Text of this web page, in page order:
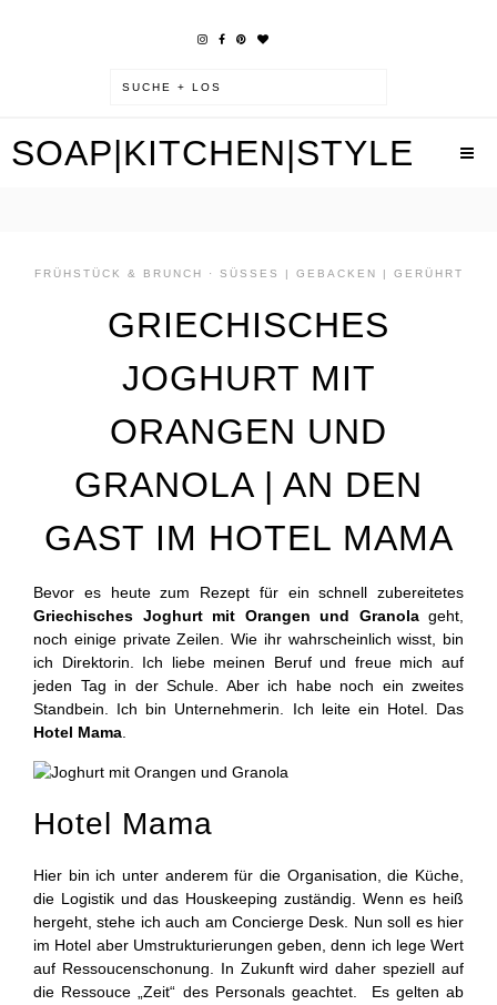
SOAP|KITCHEN|STYLE
FRÜHSTÜCK & BRUNCH · SÜSSES | GEBACKEN | GERÜHRT
GRIECHISCHES
JOGHURT MIT
ORANGEN UND
GRANOLA | AN DEN
GAST IM HOTEL MAMA
Bevor es heute zum Rezept für ein schnell zubereitetes
Griechisches Joghurt mit Orangen und Granolageht,
noch einige private Zeilen. Wie ihr wahrscheinlich wisst, bin
ich Direktorin. Ich liebe meinen Beruf und freue mich auf
jeden Tag in der Schule. Aber ich habe noch ein zweites
Standbein. Ich bin Unternehmerin. Ich leite ein Hotel. Das
Hotel Mama
Hotel Mama
Hier bin ich unter anderem für die Organisation, die Küche,
die Logistik und das Houskeeping zuständig. Wenn es heiß
hergeht, stehe ich auch am Concierge Desk. Nun soll es hier
im Hotel aber Umstrukturierungen geben, denn ich lege Wert
auf Ressoucenschonung. In Zukunft wird daher speziell auf
die Ressouce „Zeit“ des Personals geachtet. Es gelten ab